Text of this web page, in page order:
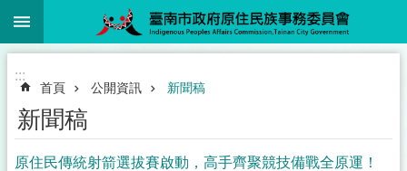
跳到主要內容區塊
:::
首頁 公開資訊 新聞稿
新聞稿
原住民傳統射箭選拔賽啟動，高手齊聚競技備戰全原運！